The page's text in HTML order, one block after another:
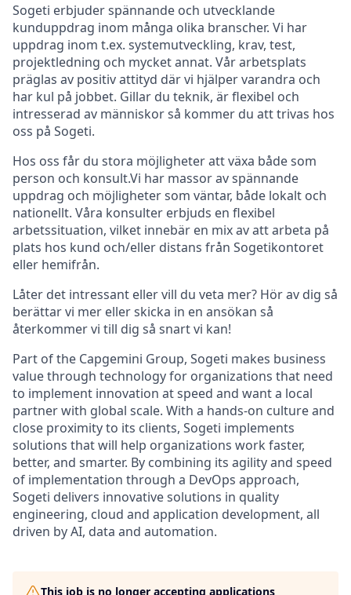
Sogeti erbjuder spännande och utvecklande
kunduppdrag inom många olika branscher. Vi har
uppdrag inom t.ex. systemutveckling, krav, test,
projektledning och mycket annat. Vår arbetsplats
präglas av positiv attityd där vi hjälper varandra och
har kul på jobbet. Gillar du teknik, är flexibel och
intresserad av människor så kommer du att trivas hos
oss på Sogeti.
Hos oss får du stora möjligheter att växa både som
person och konsult.Vi har massor av spännande
uppdrag och möjligheter som väntar, både lokalt och
nationellt. Våra konsulter erbjuds en flexibel
arbetssituation, vilket innebär en mix av att arbeta på
plats hos kund och/eller distans från Sogetikontoret
eller hemifrån.
Låter det intressant eller vill du veta mer? Hör av dig så
berättar vi mer eller skicka in en ansökan så
återkommer vi till dig så snart vi kan!
Part of the Capgemini Group, Sogeti makes business
value through technology for organizations that need
to implement innovation at speed and want a local
partner with global scale. With a hands-on culture and
close proximity to its clients, Sogeti implements
solutions that will help organizations work faster,
better, and smarter. By combining its agility and speed
of implementation through a DevOps approach,
Sogeti delivers innovative solutions in quality
engineering, cloud and application development, all
driven by AI, data and automation.​
This job is no longer accepting applications